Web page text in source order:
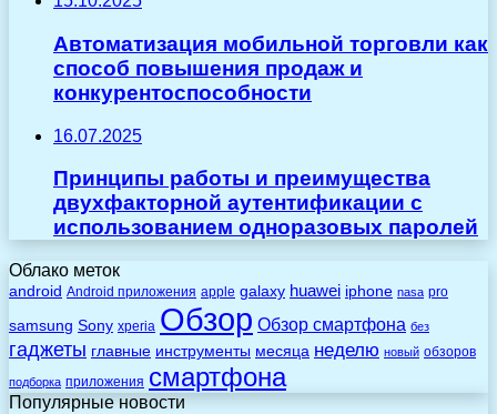
Автоматизация мобильной торговли как
способ повышения продаж и
конкурентоспособности
16.07.2025
Принципы работы и преимущества
двухфакторной аутентификации с
использованием одноразовых паролей
Облако меток
android Android приложения apple galaxy huawei iphone nasa pro
samsung Sony xperia Обзор Обзор смартфона без
гаджеты главные инструменты месяца неделю новый обзоров
подборка приложения смартфона
Популярные новости